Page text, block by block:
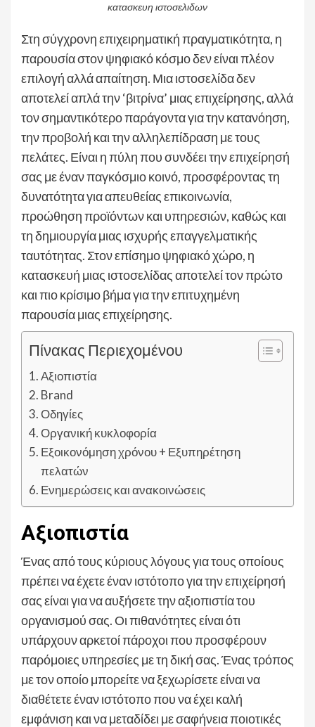
κατασκευη ιστοσελιδων
Στη σύγχρονη επιχειρηματική πραγματικότητα, η
παρουσία στον ψηφιακό κόσμο δεν είναι πλέον
επιλογή αλλά απαίτηση. Μια ιστοσελίδα δεν
αποτελεί απλά την ‘βιτρίνα’ μιας επιχείρησης, αλλά
τον σημαντικότερο παράγοντα για την κατανόηση,
την προβολή και την αλληλεπίδραση με τους
πελάτες. Είναι η πύλη που συνδέει την επιχείρησή
σας με έναν παγκόσμιο κοινό, προσφέροντας τη
δυνατότητα για απευθείας επικοινωνία,
προώθηση προϊόντων και υπηρεσιών, καθώς και
τη δημιουργία μιας ισχυρής επαγγελματικής
ταυτότητας. Στον επίσημο ψηφιακό χώρο, η
κατασκευή μιας ιστοσελίδας αποτελεί τον πρώτο
και πιο κρίσιμο βήμα για την επιτυχημένη
παρουσία μιας επιχείρησης.
Πίνακας Περιεχομένου
Αξιοπιστία
Brand
Οδηγίες
Οργανική κυκλοφορία
Εξοικονόμηση χρόνου + Εξυπηρέτηση
πελατών
Ενημερώσεις και ανακοινώσεις
Αξιοπιστία
Ένας από τους κύριους λόγους για τους οποίους
πρέπει να έχετε έναν ιστότοπο για την επιχείρησή
σας είναι για να αυξήσετε την αξιοπιστία του
οργανισμού σας. Οι πιθανότητες είναι ότι
υπάρχουν αρκετοί πάροχοι που προσφέρουν
παρόμοιες υπηρεσίες με τη δική σας. Ένας τρόπος
με τον οποίο μπορείτε να ξεχωρίσετε είναι να
διαθέτετε έναν ιστότοπο που να έχει καλή
εμφάνιση και να μεταδίδει με σαφήνεια ποιοτικές